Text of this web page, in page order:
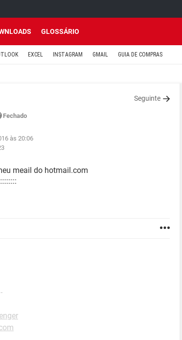
GLOSSÁRIO
EXCEL INSTAGRAM GMAIL GUIA DE COMPRAS
Seguinte
Fechado
às 20:06
meail do hotmail.com
-